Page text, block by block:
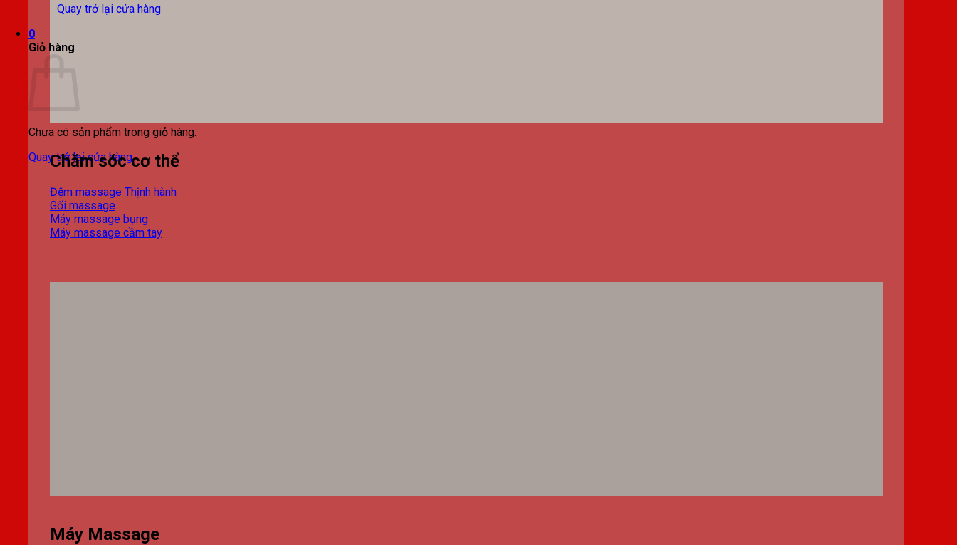
Quay trở lại cửa hàng
0
Giỏ hàng
Chưa có sản phẩm trong giỏ hàng.
Quay trở lại cửa hàng
Chăm sóc cơ thể
Đệm massage
Gối massage
Máy massage bụng
Máy massage cầm tay
Máy Massage